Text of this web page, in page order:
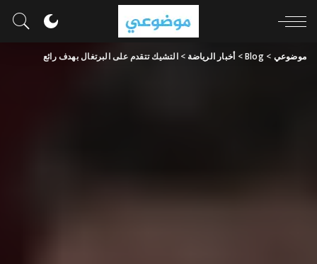
موضوعي >
Blog
> أخبار الرياضة >التشيك تتقدم على البرتغال بهدف رائع